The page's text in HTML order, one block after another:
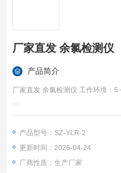
厂家直发 余氯检测仪
产品简介
厂家直发 余氯检测
v 外形尺寸：
v 重量：180g
产品型号：SZ-YLR-2
更新时间：2026-04-24
厂商性质：生产厂家